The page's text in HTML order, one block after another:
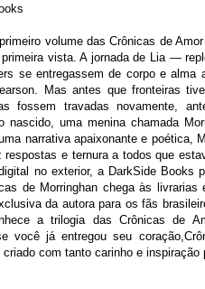
volume das Crônicas de
primeira vista. A jornada de Lia —
se entregassem de corpo e alma
Mas antes que fronteiras
fossem travadas novamente,
nascido, uma menina chamada
narrativa apaixonante e poética,
respostas e ternura a todos que
no exterior, a DarkSide Books
de Morringhan chega às
da autora para os fãs
a trilogia das Crônicas de
você já entregou seu
com tanto carinho e inspiração